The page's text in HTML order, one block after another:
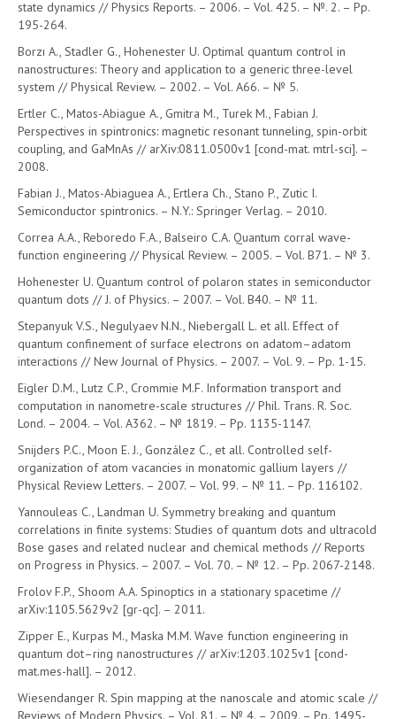
state dynamics // Physics Reports. – 2006. – Vol. 425. – №. 2. – Pp.
195-264.
Borzı A., Stadler G., Hohenester U. Optimal quantum control in
nanostructures: Theory and application to a generic three-level
system // Physical Review. – 2002. – Vol. A66. – № 5.
Ertler C., Matos-Abiague A., Gmitra M., Turek M., Fabian J.
Perspectives in spintronics: magnetic resonant tunneling, spin-orbit
coupling, and GaMnAs // arXiv:0811.0500v1 [cond-mat. mtrl-sci]. –
2008.
Fabian J., Matos-Abiaguea A., Ertlera Ch., Stano P., Zutic I.
Semiconductor spintronics. – N.Y.: Springer Verlag. – 2010.
Correa A.A., Reboredo F.A., Balseiro C.A. Quantum corral wave-
function engineering // Physical Review. – 2005. – Vol. B71. – № 3.
Hohenester U. Quantum control of polaron states in semiconductor
quantum dots // J. of Physics. – 2007. – Vol. B40. – № 11.
Stepanyuk V.S., Negulyaev N.N., Niebergall L. et all. Effect of
quantum confinement of surface electrons on adatom–adatom
interactions // New Journal of Physics. – 2007. – Vol. 9. – Pp. 1-15.
Eigler D.M., Lutz C.P., Crommie M.F. Information transport and
computation in nanometre-scale structures // Phil. Trans. R. Soc.
Lond. – 2004. – Vol. A362. – № 1819. – Pp. 1135-1147.
Snijders P.C., Moon E. J., González C., et all. Controlled self-
organization of atom vacancies in monatomic gallium layers //
Physical Review Letters. – 2007. – Vol. 99. – № 11. – Pp. 116102.
Yannouleas C., Landman U. Symmetry breaking and quantum
correlations in finite systems: Studies of quantum dots and ultracold
Bose gases and related nuclear and chemical methods // Reports
on Progress in Physics. – 2007. – Vol. 70. – № 12. – Pp. 2067-2148.
Frolov F.P., Shoom A.A. Spinoptics in a stationary spacetime //
arXiv:1105.5629v2 [gr-qc]. – 2011.
Zipper E., Kurpas M., Maska M.M. Wave function engineering in
quantum dot–ring nanostructures // arXiv:1203.1025v1 [cond-
mat.mes-hall]. – 2012.
Wiesendanger R. Spin mapping at the nanoscale and atomic scale //
Reviews of Modern Physics. – Vol. 81. – № 4. – 2009. – Pp. 1495-